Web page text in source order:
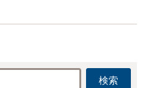
検索